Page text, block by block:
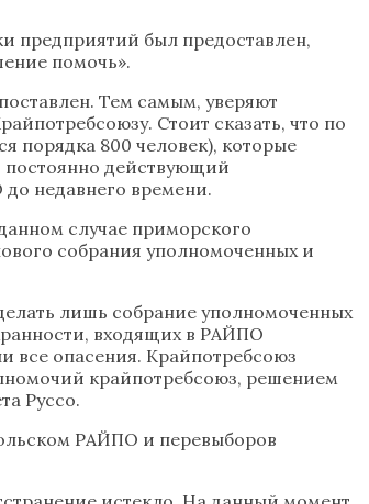
предприятий был предоставлен,
помочь».
Тем самым, уверяют
Стоит сказать, что по
порядка 800 человек), которые
постоянно действующий
недавнего времени.
случае приморского
собрания уполномоченных и
лишь собрание уполномоченных
входящих в РАЙПО
все опасения. Крайпотребсоюз
крайпотребсоюз, решением
Руссо.
РАЙПО и перевыборов